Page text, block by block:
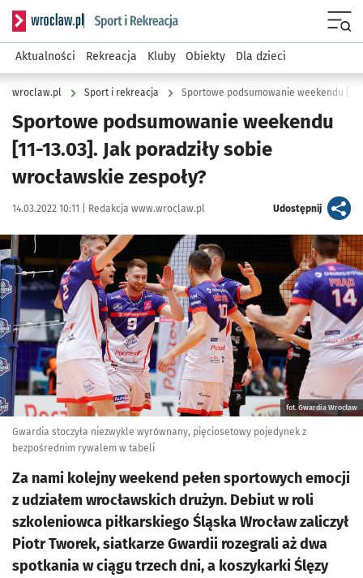
Serwis informacyjny wroclaw.pl podserwis: Sport i rekreacja
Aktualności Rekreacja Kluby Obiekty Dla dzieci
wroclaw.pl Sport i rekreacja
Sportowe podsumowanie weekendu
[11-13.03]. Jak poradziły sobie
wrocławskie zespoły?
Data publikacji:
14.03.2022 10:11 | Autor:
Redakcja www.wroclaw.pl Udostępnijartykuł
Kliknij, aby powiększyć
fot. Gwardia Wrocław
Gwardia stoczyła niezwykle wyrównany, pięciosetowy pojedynek z
bezpośrednim rywalem w tabeli
Za nami kolejny weekend pełen sportowych emocji
z udziałem wrocławskich drużyn. Debiut w roli
szkoleniowca piłkarskiego Śląska Wrocław zaliczył
Piotr Tworek, siatkarze Gwardii rozegrali aż dwa
spotkania w ciągu trzech dni, a koszykarki Ślęzy